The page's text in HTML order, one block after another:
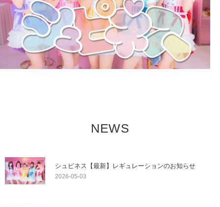
NEWS
シュピネス【最新】レギュレーションのお知らせ
2026-05-03